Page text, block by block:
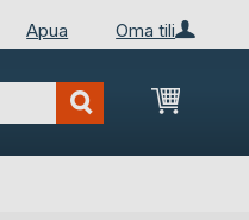
Oma tili
Apua